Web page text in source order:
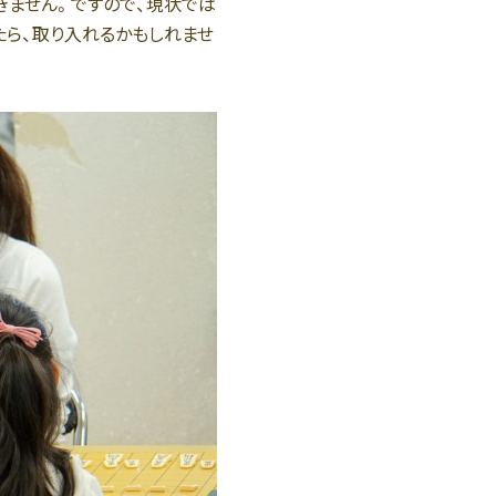
、取り入れるかもしれませ